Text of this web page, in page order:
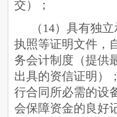
交）；
（ 14）具有独
执照等证明文件，
务会计制度（提供
出具的资信证明）
行合同所必需的设
会保障资金的良好